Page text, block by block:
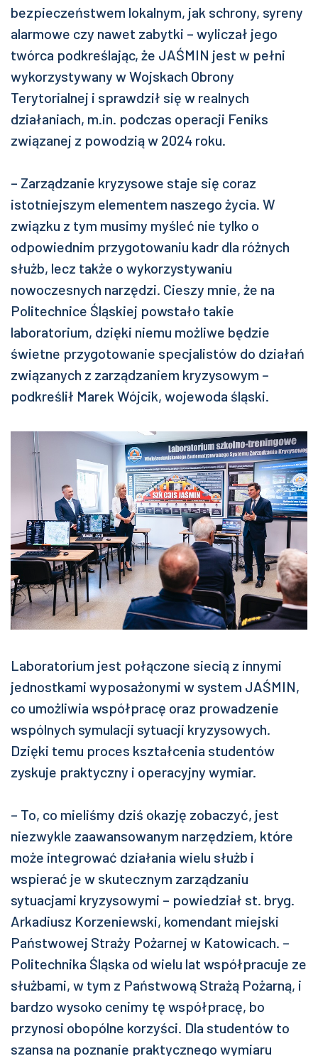
bezpieczeństwem lokalnym, jak schrony, syreny
alarmowe czy nawet zabytki – wyliczał jego
twórca podkreślając, że JAŚMIN jest w pełni
wykorzystywany w Wojskach Obrony
Terytorialnej i sprawdził się w realnych
działaniach, m.in. podczas operacji Feniks
związanej z powodzią w 2024 roku.
– Zarządzanie kryzysowe staje się coraz
istotniejszym elementem naszego życia. W
związku z tym musimy myśleć nie tylko o
odpowiednim przygotowaniu kadr dla różnych
służb, lecz także o wykorzystywaniu
nowoczesnych narzędzi. Cieszy mnie, że na
Politechnice Śląskiej powstało takie
laboratorium, dzięki niemu możliwe będzie
świetne przygotowanie specjalistów do działań
związanych z zarządzaniem kryzysowym –
podkreślił Marek Wójcik, wojewoda śląski.
Laboratorium jest połączone siecią z innymi
jednostkami wyposażonymi w system JAŚMIN,
co umożliwia współpracę oraz prowadzenie
wspólnych symulacji sytuacji kryzysowych.
Dzięki temu proces kształcenia studentów
zyskuje praktyczny i operacyjny wymiar.
– To, co mieliśmy dziś okazję zobaczyć, jest
niezwykle zaawansowanym narzędziem, które
może integrować działania wielu służb i
wspierać je w skutecznym zarządzaniu
sytuacjami kryzysowymi – powiedział st. bryg.
Arkadiusz Korzeniewski, komendant miejski
Państwowej Straży Pożarnej w Katowicach. –
Politechnika Śląska od wielu lat współpracuje ze
służbami, w tym z Państwową Strażą Pożarną, i
bardzo wysoko cenimy tę współpracę, bo
przynosi obopólne korzyści. Dla studentów to
szansa na poznanie praktycznego wymiaru